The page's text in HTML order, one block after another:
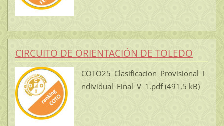
CIRCUITO DE ORIENTACIÓN DE TOLEDO
COTO25_Clasificacion_Provisional_I
ndividual_Final_V_1.pdf (491,5 kB)